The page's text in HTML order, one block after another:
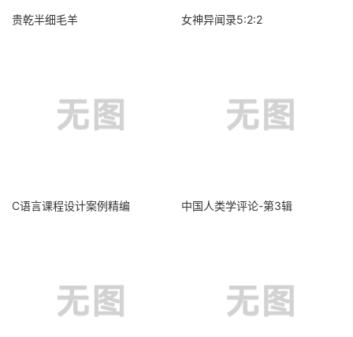
贵乾半细毛羊 女神异闻录5:2:2
C语言课程设计案例精编 中国人类学评论-第3辑